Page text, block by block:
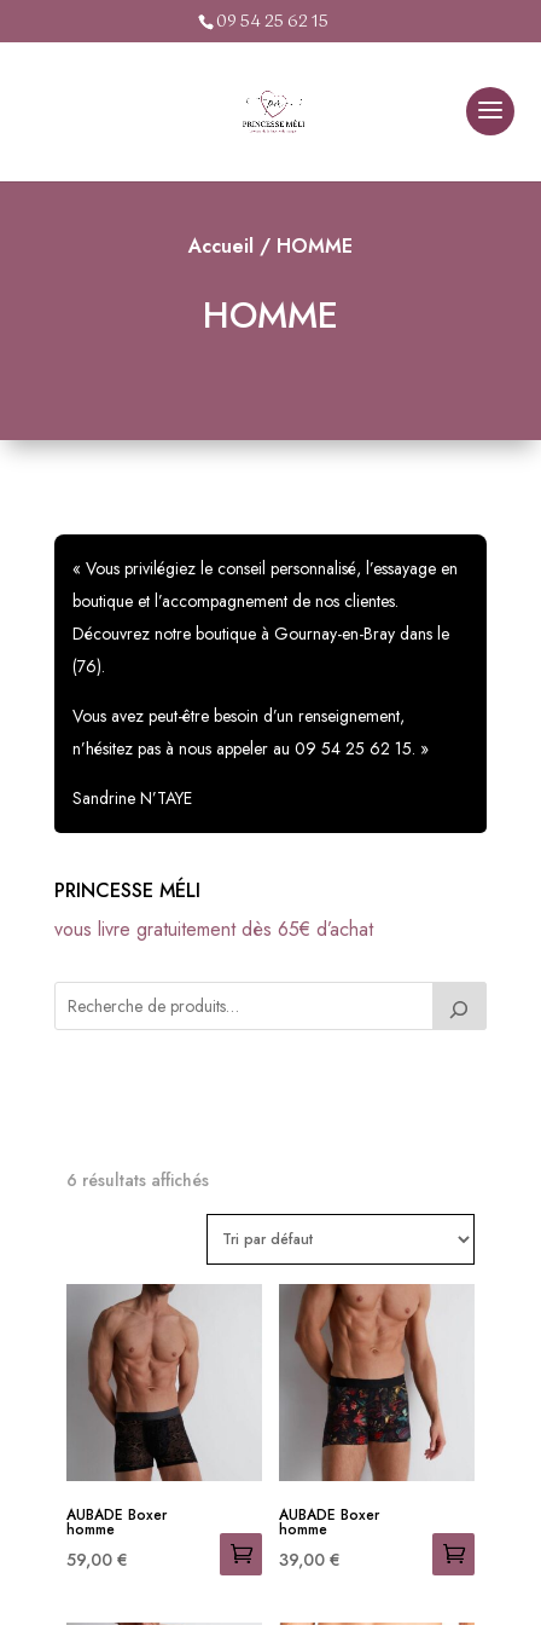
09 54 25 62 15
Accueil / HOMME
HOMME
« Vous privilégiez le conseil personnalisé, l’essayage en
boutique et l’accompagnement de nos clientes.
Découvrez notre boutique à Gournay-en-Bray dans le
(76).
Vous avez peut-être besoin d’un renseignement,
n’hésitez pas à nous appeler au 09 54 25 62 15. »
Sandrine N’TAYE
PRINCESSE MÉLI
vous livre gratuitement dès 65€ d’achat
6 résultats affichés
AUBADE Boxer
homme
59,00 €
AUBADE Boxer
homme
39,00 €
RESTONS
CONNECTES
OFFRES
PRIVILEGES